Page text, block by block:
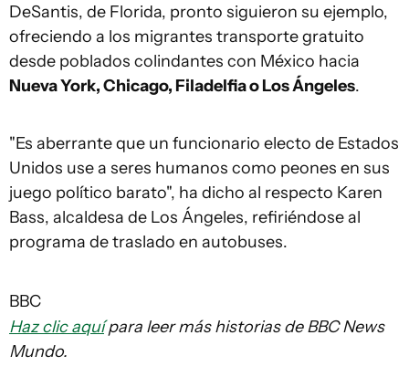
DeSantis, de Florida, pronto siguieron su ejemplo,
ofreciendo a los migrantes transporte gratuito
desde poblados colindantes con México hacia
Nueva York, Chicago, Filadelfia o Los Ángeles.
"Es aberrante que un funcionario electo de Estados
Unidos use a seres humanos como peones en sus
juego político barato", ha dicho al respecto Karen
Bass, alcaldesa de Los Ángeles, refiriéndose al
programa de traslado en autobuses.
BBC
Haz clic aquípara leer más historias de BBC News
Mundo.